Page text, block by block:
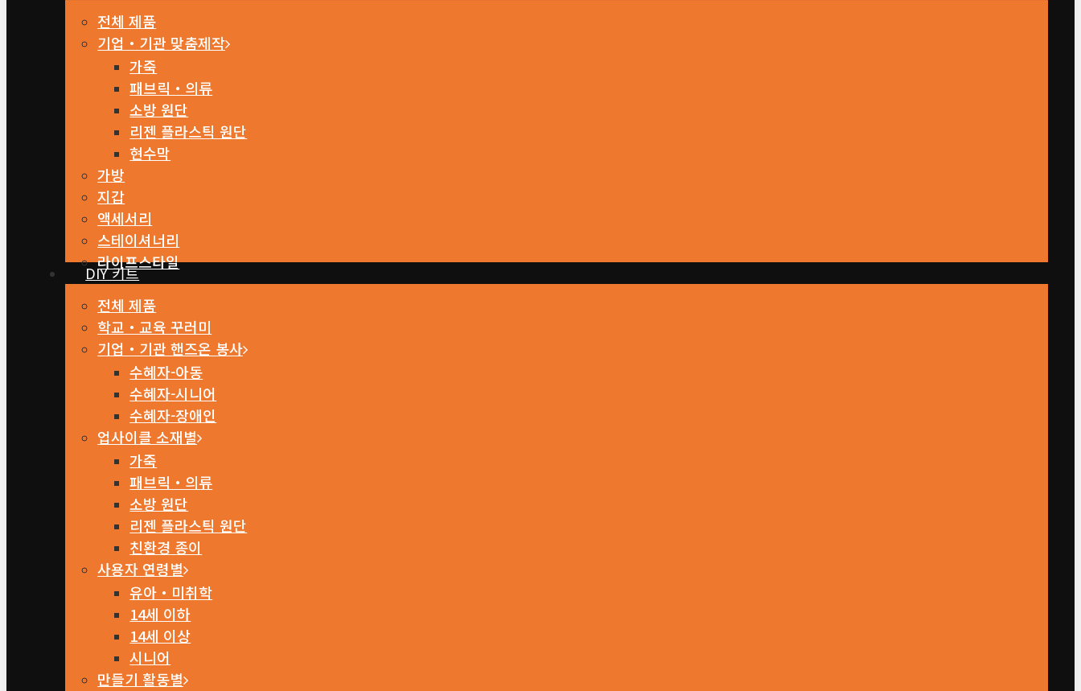
전체 제품
기업・기관 맞춤제작
가죽
패브릭・의류
소방 원단
리젠 플라스틱 원단
현수막
가방
지갑
액세서리
스테이셔너리
라이프스타일
DIY 키트
전체 제품
학교・교육 꾸러미
기업・기관 핸즈온 봉사
수혜자-아동
수혜자-시니어
수혜자-장애인
업사이클 소재별
가죽
패브릭・의류
소방 원단
리젠 플라스틱 원단
친환경 종이
사용자 연령별
유아・미취학
14세 이하
14세 이상
시니어
만들기 활동별